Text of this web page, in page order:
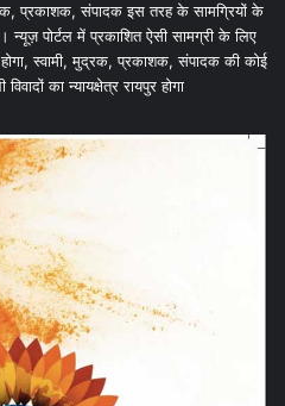
प्रकाशक, संपादक इस तरह के सामग्रियों के
न्यूज़ पोर्टल में प्रकाशित ऐसी सामग्री के लिए
स्वामी, मुद्रक, प्रकाशक, संपादक की कोई
का न्यायक्षेत्र रायपुर होगा